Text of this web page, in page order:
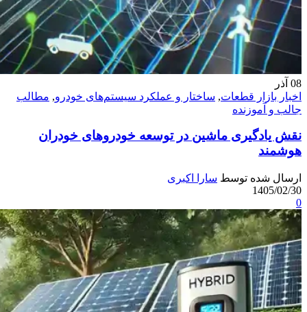
08 آذر
اخبار بازار قطعات, ساختار و عملکرد سیستم‌های خودرو, مطالب
جالب و آموزنده
نقش یادگیری ماشین در توسعه خودروهای خودران
هوشمند
ارسال شده توسط سارا اکبری
1405/02/30
0